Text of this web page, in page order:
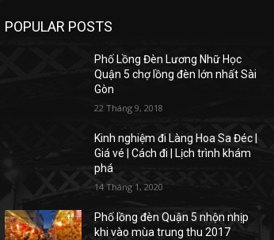
POPULAR POSTS
Phố Lồng Đèn Lương Nhữ Học
Quận 5 chợ lồng đèn lớn nhất Sài
Gòn
22 Tháng 9, 2018
Kinh nghiệm đi Làng Hoa Sa Đéc |
Giá vé | Cách đi | Lịch trình khám
phá
14 Tháng 1, 2020
Phố lồng đèn Quận 5 nhộn nhịp
khi vào mùa trung thu 2017